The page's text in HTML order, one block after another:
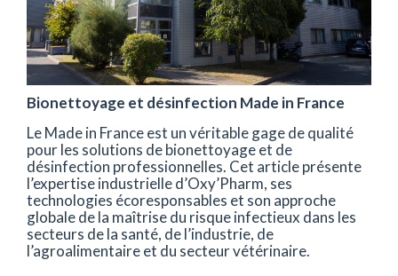
Bionettoyage et désinfection Made in France
Le Made in France est un véritable gage de qualité
pour les solutions de bionettoyage et de
désinfection professionnelles. Cet article présente
l’expertise industrielle d’Oxy’Pharm, ses
technologies écoresponsables et son approche
globale de la maîtrise du risque infectieux dans les
secteurs de la santé, de l’industrie, de
l’agroalimentaire et du secteur vétérinaire.